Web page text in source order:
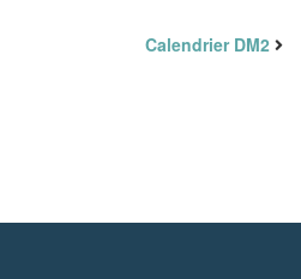
Calendrier DM2